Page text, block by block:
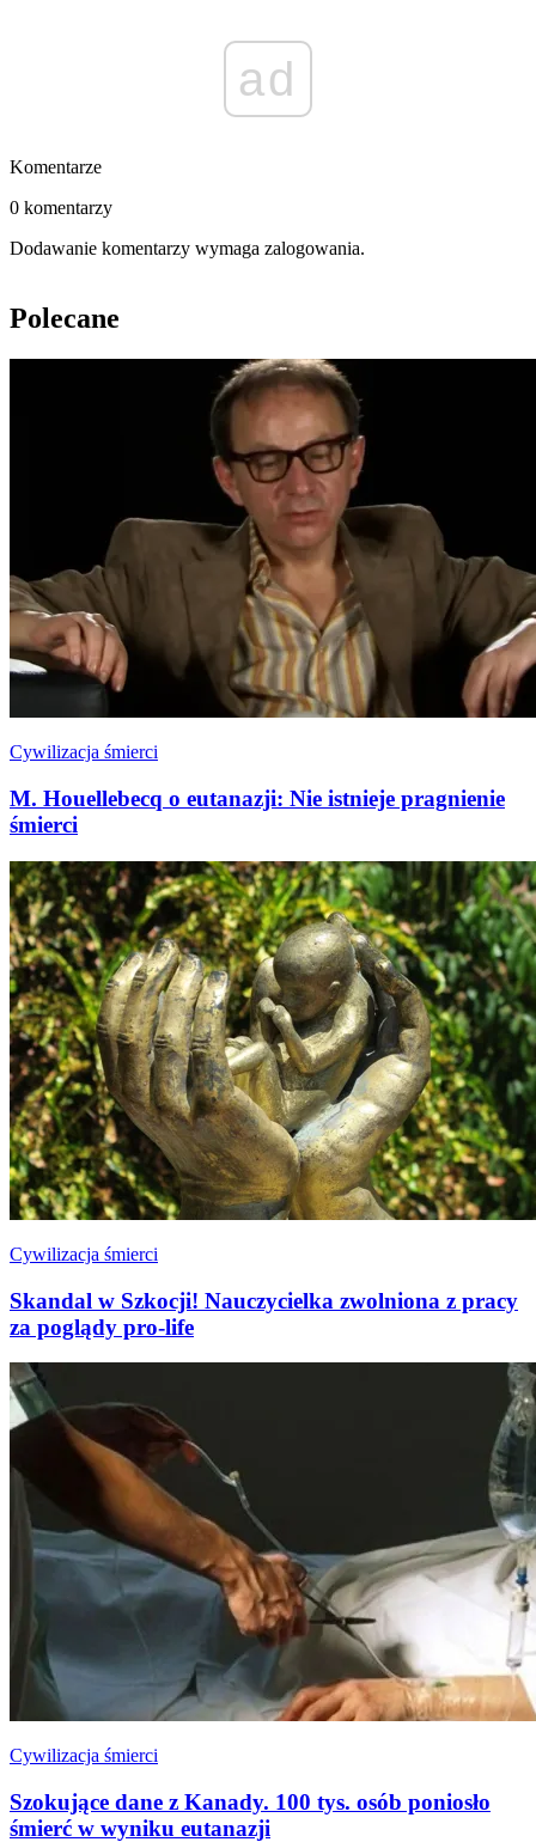
ad
Komentarze
0 komentarzy
Dodawanie komentarzy wymaga zalogowania.
Polecane
Cywilizacja śmierci
M. Houellebecq o eutanazji: Nie istnieje pragnienie
śmierci
Cywilizacja śmierci
Skandal w Szkocji! Nauczycielka zwolniona z pracy
za poglądy pro-life
Cywilizacja śmierci
Szokujące dane z Kanady. 100 tys. osób poniosło
śmierć w wyniku eutanazji